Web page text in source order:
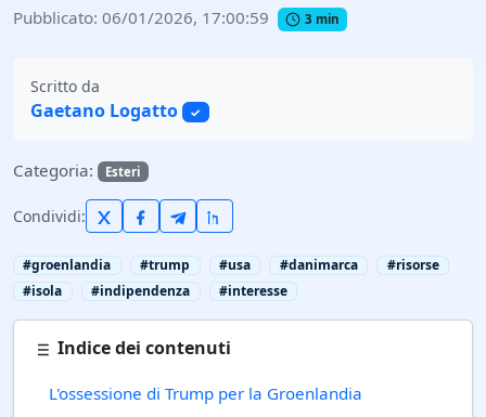
Pubblicato: 06/01/2026, 17:00:59 3 min
Scritto da
Gaetano Logatto ✓
Categoria: Esteri
Condividi:
#groenlandia #trump #usa #danimarca
#risorse
#isola
#indipendenza #interesse
Indice dei contenuti
L'ossessione di Trump per la Groenlandia